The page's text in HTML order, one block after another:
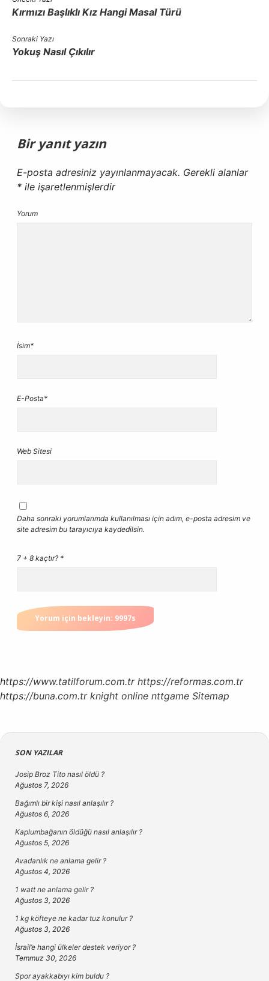
Kırmızı Başlıklı Kız Hangi Masal Türü
Sonraki Yazı
Yokuş Nasıl Çıkılır
Bir yanıt yazın
E-posta adresiniz yayınlanmayacak. Gerekli alanlar
* ile işaretlenmişlerdir
Yorum
İsim*
E-Posta*
Web Sitesi
Daha sonraki yorumlarımda kullanılması için adım, e-posta adresim ve
site adresim bu tarayıcıya kaydedilsin.
7 + 8 kaçtır? *
https://www.tatilforum.com.tr https://reformas.com.tr
https://buna.com.tr knight online nttgame Sitemap
Sidebar
SON YAZILAR
Josip Broz Tito nasıl öldü ?
Ağustos 7, 2026
Bağımlı bir kişi nasıl anlaşılır ?
Ağustos 6, 2026
Kaplumbağanın öldüğü nasıl anlaşılır ?
Ağustos 5, 2026
Avadanlık ne anlama gelir ?
Ağustos 4, 2026
1 watt ne anlama gelir ?
Ağustos 3, 2026
1 kg köfteye ne kadar tuz konulur ?
Ağustos 3, 2026
İsrail’e hangi ülkeler destek veriyor ?
Temmuz 30, 2026
Spor ayakkabıyı kim buldu ?